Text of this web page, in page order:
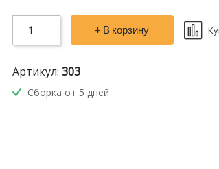
+ В корзину
Артикул: 303
Сборка от 5 дней